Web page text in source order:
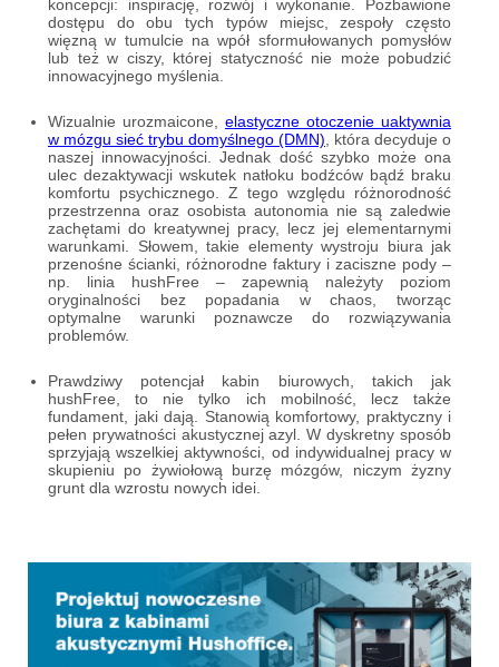
koncepcji: inspirację, rozwój i wykonanie. Pozbawione
dostępu do obu tych typów miejsc, zespoły często
więzną w tumulcie na wpół sformułowanych pomysłów
lub też w ciszy, której statyczność nie może pobudzić
innowacyjnego myślenia.
Wizualnie urozmaicone, elastyczne otoczenie uaktywnia
w mózgu sieć trybu domyślnego (DMN) , która decyduje o
naszej innowacyjności. Jednak dość szybko może ona
ulec dezaktywacji wskutek natłoku bodźców bądź braku
komfortu psychicznego. Z tego względu różnorodność
przestrzenna oraz osobista autonomia nie są zaledwie
zachętami do kreatywnej pracy, lecz jej elementarnymi
warunkami. Słowem, takie elementy wystroju biura jak
przenośne ścianki, różnorodne faktury i zaciszne pody –
np. linia hushFree – zapewnią należyty poziom
oryginalności bez popadania w chaos, tworząc
optymalne warunki poznawcze do rozwiązywania
problemów.
Prawdziwy potencjał kabin biurowych, takich jak
hushFree, to nie tylko ich mobilność, lecz także
fundament, jaki dają. Stanowią komfortowy, praktyczny i
pełen prywatności akustycznej azyl. W dyskretny sposób
sprzyjają wszelkiej aktywności, od indywidualnej pracy w
skupieniu po żywiołową burzę mózgów, niczym żyzny
grunt dla wzrostu nowych idei.